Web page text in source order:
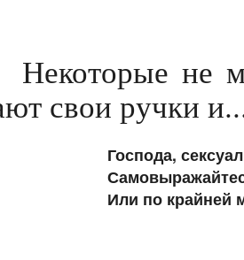
не
свои ручки
Господа,
Или по крайней